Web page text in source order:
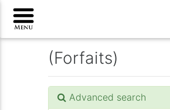
(Forfaits)
Advanced search